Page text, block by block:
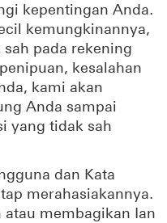
kepentingan Anda.
kemungkinannya,
pada rekening
kesalahan
kami akan
Anda sampai
yang tidak sah
dan Kata
merahasiakannya.
membagikan Ian